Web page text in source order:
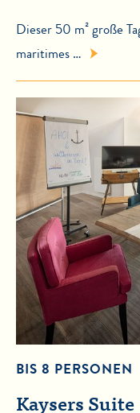
Dieser 50 m² große
maritimes …
BIS 8 PERSONEN
Kaysers Suite